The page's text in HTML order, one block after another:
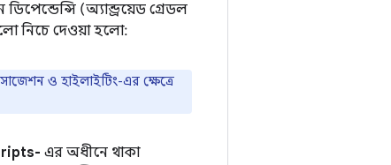
(অ্যান্ড্রয়েড গ্রেডল
নিচে দেওয়া হলো:
ও হাইলাইটিং-এর ক্ষেত্রে
এর অধীনে থাকা